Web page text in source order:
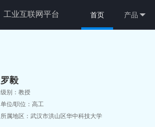
工业互联网平台 首页 产品
罗毅
级别：教授
单位/职位：高工
所属地区：武汉市洪山区华中科技大学